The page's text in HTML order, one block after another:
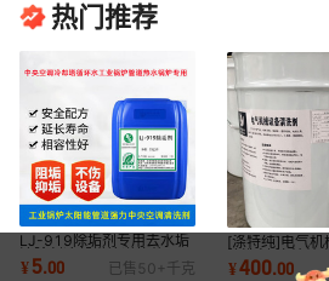
热门推荐
LJ-919除垢剂专用去水垢
清除剂冷却塔管道换热器工
业强力清洗剂
¥5.00 已售 50+ 千克
[涤特纯]电气机
清洗剂/涤特纯
用
¥400.00